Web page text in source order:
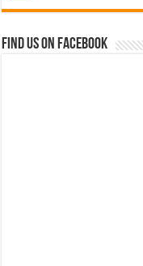
Find us on Facebook